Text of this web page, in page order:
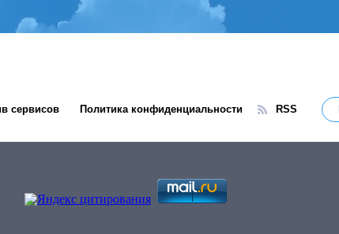
сервисов Политика конфиденциальности RSS